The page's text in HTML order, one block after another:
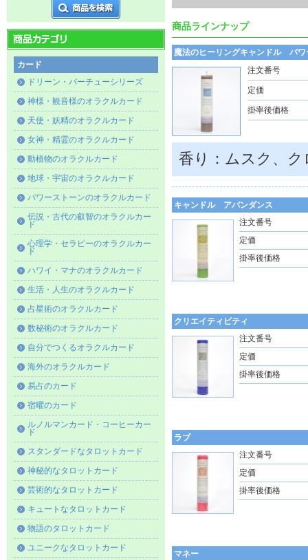
カード
ドリーン・バーチューシリーズ
神様・観音様のオラクルカード
天使・妖精のオラクルカード
女神・精霊のオラクルカード
動植物のオラクルカード
地球・宇宙のオラクルカード
パワーストーンのオラクルカード
伝説・古代の叡智のオラクルカー
ド
心理学・セラピーのオラクルカー
ド
ハワイ・マナのオラクルカード
生活・人生のオラクルカード
占星術のオラクルカード
数秘術のオラクルカード
自分でつくるオラクルカード
海外のオラクルカード
易占のカード
宿曜のカード
ルノルマンカード・コーヒーカー
ド
スタンダードなタロットカード
神秘的なタロットカード
芸術的なタロットカード
キュートなタロットカード
物語のタロットカード
ユニークなタロットカード
商品ラインナップ
魔法のヒーリングキャンドル パワ
注文番号
定価
掛率後価格
香り：ムスク、
キャンドル アバンダンス
注文番号
定価
掛率後価格
クリエイティビティ
注文番号
定価
掛率後価格
ラブ
注文番号
定価
掛率後価格
マネー